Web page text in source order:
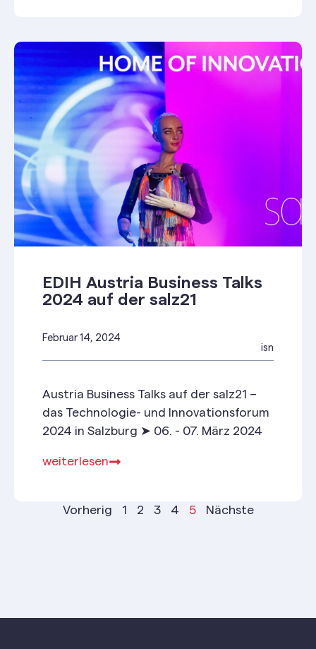
EDIH Austria Business Talks
2024 auf der salz21
Februar 14, 2024
isn
Austria Business Talks auf der salz21 –
das Technologie- und Innovationsforum
2024 in Salzburg ➤ 06. - 07. März 2024
weiterlesen
Vorherig 1 2 3 4 5 Nächste